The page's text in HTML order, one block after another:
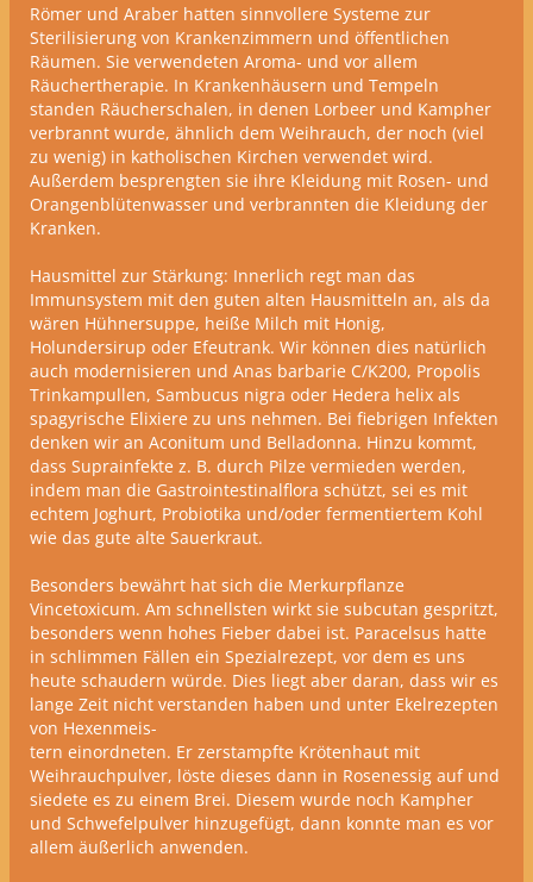
Römer und Araber hatten sinnvollere Systeme zur
Sterilisierung von Krankenzimmern und öffentlichen
Räumen. Sie verwendeten Aroma- und vor allem
Räuchertherapie. In Krankenhäusern und Tempeln
standen Räucherschalen, in denen Lorbeer und Kampher
verbrannt wurde, ähnlich dem Weihrauch, der noch (viel
zu wenig) in katholischen Kirchen verwendet wird.
Außerdem besprengten sie ihre Kleidung mit Rosen- und
Orangenblütenwasser und verbrannten die Kleidung der
Kranken.
Hausmittel zur Stärkung: Innerlich regt man das
Immunsystem mit den guten alten Hausmitteln an, als da
wären Hühnersuppe, heiße Milch mit Honig,
Holundersirup oder Efeutrank. Wir können dies natürlich
auch modernisieren und Anas barbarie C/K200, Propolis
Trinkampullen, Sambucus nigra oder Hedera helix als
spagyrische Elixiere zu uns nehmen. Bei fiebrigen Infekten
denken wir an Aconitum und Belladonna. Hinzu kommt,
dass Suprainfekte z. B. durch Pilze vermieden werden,
indem man die Gastrointestinalflora schützt, sei es mit
echtem Joghurt, Probiotika und/oder fermentiertem Kohl
wie das gute alte Sauerkraut.
Besonders bewährt hat sich die Merkurpflanze
Vincetoxicum. Am schnellsten wirkt sie subcutan gespritzt,
besonders wenn hohes Fieber dabei ist. Paracelsus hatte
in schlimmen Fällen ein Spezialrezept, vor dem es uns
heute schaudern würde. Dies liegt aber daran, dass wir es
lange Zeit nicht verstanden haben und unter Ekelrezepten
von Hexenmeis-
tern einordneten. Er zerstampfte Krötenhaut mit
Weihrauchpulver, löste dieses dann in Rosenessig auf und
siedete es zu einem Brei. Diesem wurde noch Kampher
und Schwefelpulver hinzugefügt, dann konnte man es vor
allem äußerlich anwenden.